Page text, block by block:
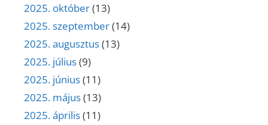
2025. október(13)
2025. szeptember(14)
2025. augusztus(13)
2025. július(9)
2025. június(11)
2025. május(13)
2025. április(11)